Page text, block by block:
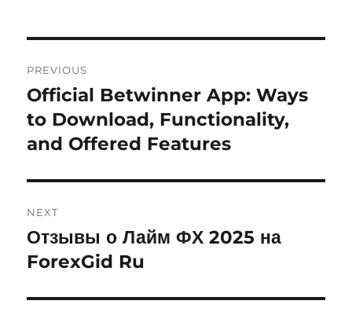
navigation
PREVIOUS
Previous
post:
Official Betwinner App: Ways
to Download, Functionality,
and Offered Features
NEXT
Next
post:
Отзывы о Лайм ФХ 2025 на
ForexGid Ru